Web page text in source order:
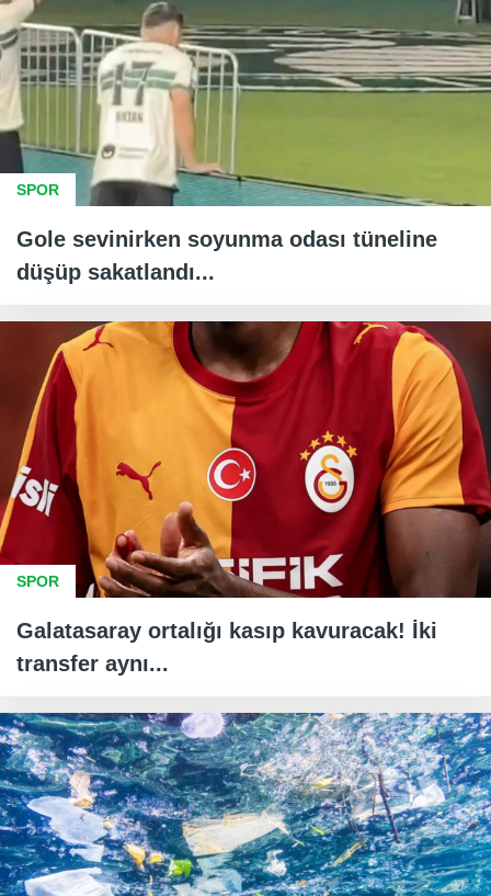
SPOR
Gole sevinirken soyunma odası tüneline
düşüp sakatlandı...
SPOR
Galatasaray ortalığı kasıp kavuracak! İki
transfer aynı...